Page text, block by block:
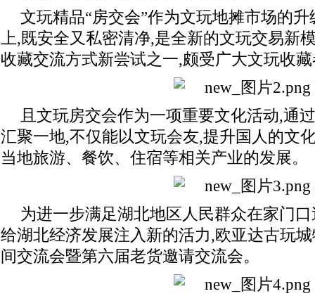
文玩精品“房交会”作为文玩地摊市场的
上,既安全又私密清净,是全新的文玩交易新
收藏交流方式新尝试之一,颇受广大文玩收
且文玩房交会作为一项重要文化活动,通
汇聚一地,不仅能以文玩会友,提升国人的文
当地旅游、餐饮、住宿等相关产业的发展。
为进一步满足湖北地区人民群众在家门
给湖北经济发展注入新的活力,欧亚达古玩
间交流会暨第六届老货邀请交流会。